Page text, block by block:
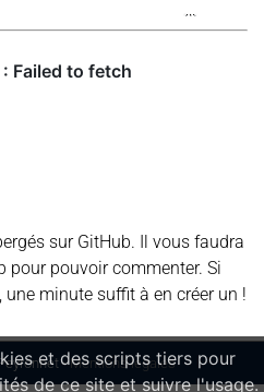
et des scripts tiers pour
de ce site et suivre l'usage.
sur GitHub. Il vous faudra
pour pouvoir commenter. Si
minute suffit à en créer un !
-Mentions légales